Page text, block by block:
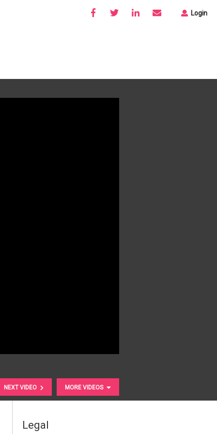
Login
NEXT VIDEO MORE VIDEOS
Legal